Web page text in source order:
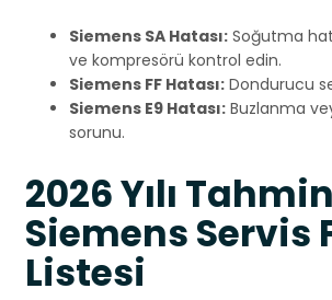
Siemens SA Hatası: Soğutma
ve kompresörü kontrol edin.
Siemens FF Hatası: Dondurucu
Siemens E9 Hatası: Buzlanma
sorunu.
2026 Yılı
Siemens Servis
Listesi